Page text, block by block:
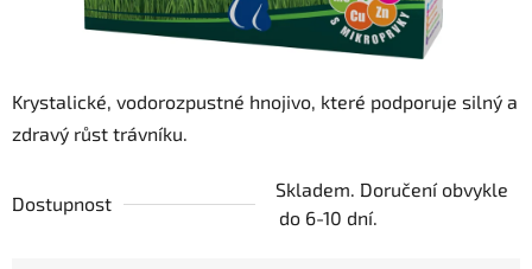
Krystalické, vodorozpustné hnojivo, které podporuje silný a
zdravý růst trávníku.
Dostupnost
Skladem. Doručení obvykle
do 6-10 dní.